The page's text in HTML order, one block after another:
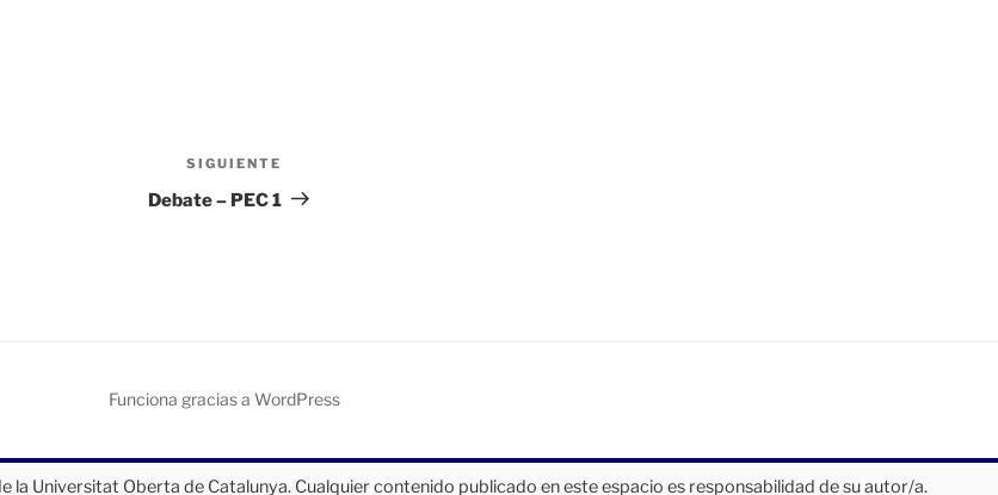
entrada
SIGUIENTE
Debate – PEC 1
Funciona gracias a WordPress
la Universitat Oberta de Catalunya. Cualquier contenido publicado en este espacio es responsabilidad de su autor/a.